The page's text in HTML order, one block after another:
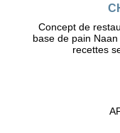
Concept de
base de pain
recettes